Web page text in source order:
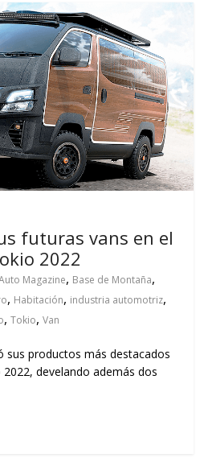
futuras vans en el
2022
Magazine, Base de Montaña,
, Habitación, industria automotriz,
,Tokio,Van
sus productos más destacados
develando además dos